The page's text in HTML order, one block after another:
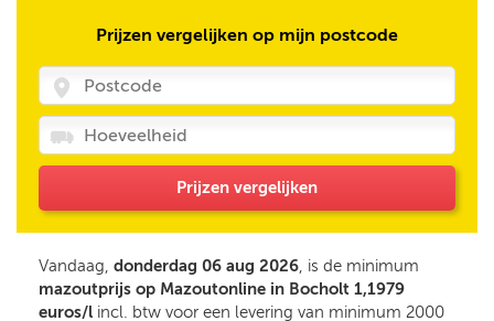
Prijzen vergelijken op mijn postcode
Prijzen vergelijken
Vandaag, donderdag 06 aug 2026, is de minimum
mazoutprijs op Mazoutonline in Bocholt 1,1979
euros/l incl. btw voor een levering van minimum 2000